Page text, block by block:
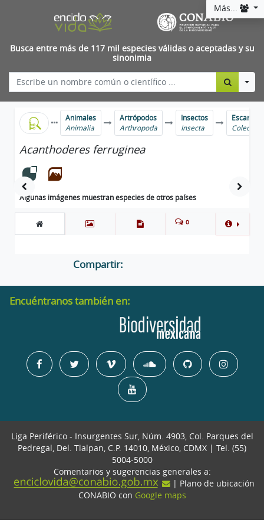
Más...
Busca entre más de 117 mil especies válidas o aceptadas y su
sinonimia
Animales
Animalia
Artrópodos
Arthropoda
Insectos
Insecta
Acanthoderes ferruginea
Algunas imágenes muestran especies de otros países
0
Compartir:
Encuéntranos también en:
Liga Periférico - Insurgentes Sur, Núm. 4903, Col. Parques del
Pedregal, Del. Tlalpan, C.P. 14010, México, CDMX | Tel. (55)
5004-5000
Comentarios y sugerencias generales a:
| Plano de ubicación
CONABIO con Google maps